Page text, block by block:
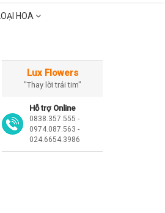
LOẠI HOA
Lux Flowers
"Thay lời trái tim"
Hỗ trợ Online
0838.357.555 -
0974.087.563 -
024.6654.3986